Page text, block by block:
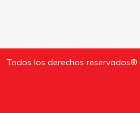
Todos los derechos reservados®